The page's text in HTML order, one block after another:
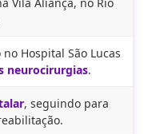
Hospital São Lucas
neurocirurgias.
, seguindo para